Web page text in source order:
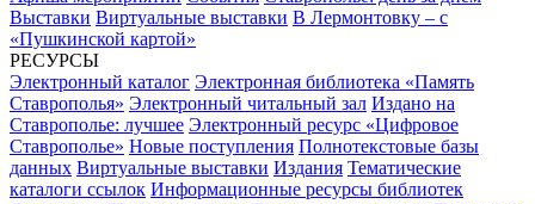
Выставки Виртуальные выставки В Лермонтовку – с
«Пушкинской картой»
РЕСУРСЫ
Электронный каталог Электронная библиотека «Память
Ставрополья» Электронный читальный зал Издано на
Ставрополье: лучшее Электронный ресурс «Цифровое
Ставрополье» Новые поступления Полнотекстовые базы
данных Виртуальные выставки Издания Тематические
каталоги ссылок Информационные ресурсы библиотек